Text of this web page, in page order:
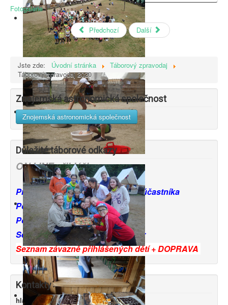
Fotogalerie
Předchozí Další
Jste zde: Úvodní stránka
Táborový zpravodaj
Táborový zpravodaj 2020
Znojemská astronomická společnost
Znojemská astronomická společnost
Důležité táborové odkazy
ON LINE přihláška
Prohlášení zákonných zástupců účastníka
Potvrzení lékaře - pro děti
Potvrzení lékaře - pro vedoucí
Seznam věcí potřebných na tábor
Seznam závazně přihlášených dětí + DOPRAVA
Kontakty
hlavní vedoucí tábora - Marta Sýkorová